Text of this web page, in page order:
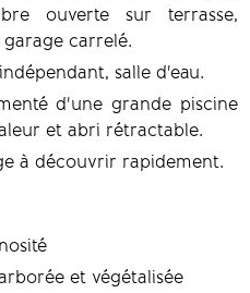
ouverte sur terrasse,
carrelé.
salle d'eau.
d'une grande piscine
et abri rétractable.
à découvrir rapidement.
et végétalisée